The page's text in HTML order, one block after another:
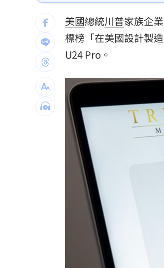
連續2場安打！ 林安可
歐洲避暑天堂失守！地中
3歲米格魯偷吃軟糖 被
獨／北勢棒球隊穿破鞋
台灣彩券開獎直播中 20:31
LIVE三立+24小時直播
三立iNEWS新聞台線上直播
商場戰國來臨 台中「頂
台彩父親節推新刮刮樂千
「拍片人的多重宇宙」
8國球員齊聚高雄
美國總統川普家族企
標榜「在美國設計製
U24 Pro。